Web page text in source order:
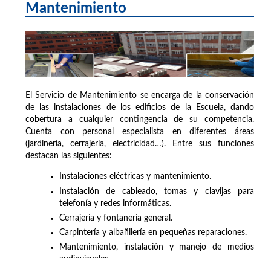
Mantenimiento
El Servicio de Mantenimiento se encarga de la conservación
de las instalaciones de los edificios de la Escuela, dando
cobertura a cualquier contingencia de su competencia.
Cuenta con personal especialista en diferentes áreas
(jardinería, cerrajería, electricidad…). Entre sus funciones
destacan las siguientes:
Instalaciones eléctricas y mantenimiento.
Instalación de cableado, tomas y clavijas para
telefonía y redes informáticas.
Cerrajería y fontanería general.
Carpintería y albañilería en pequeñas reparaciones.
Mantenimiento, instalación y manejo de medios